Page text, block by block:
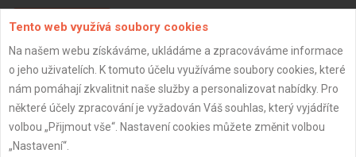
ZPĚT
Aktualizováno z portálu ARES dne 26.09.2025 12:55:40
Tento web využívá soubory cookies
Na našem webu získáváme, ukládáme a zpracováváme informace
o jeho uživatelích. K tomuto účelu využíváme soubory cookies, které
nám pomáhají zkvalitnit naše služby a personalizovat nabídky. Pro
některé účely zpracování je vyžadován Váš souhlas, který vyjádříte
volbou „Přijmout vše“. Nastavení cookies můžete změnit volbou
„Nastavení“.